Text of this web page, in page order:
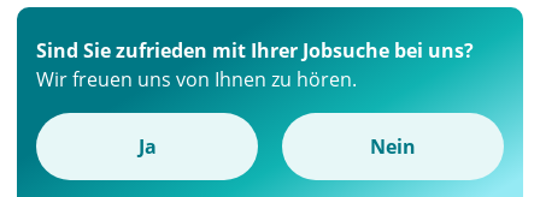
Sind Sie zufrieden mit Ihrer Jobsuche bei uns?
Wir freuen uns von Ihnen zu hören.
Ja Nein